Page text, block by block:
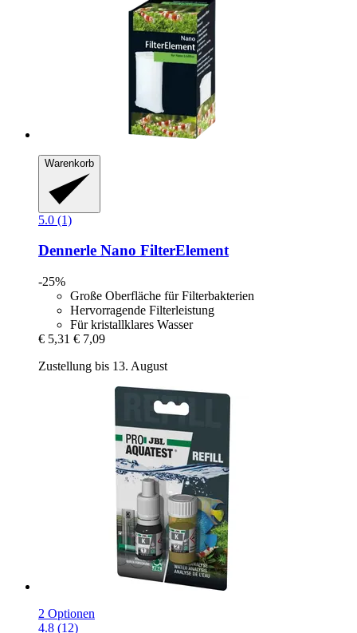
Warenkorb
5.0 (1)
Dennerle Nano FilterElement
-25%
Große Oberfläche für Filterbakterien
Hervorragende Filterleistung
Für kristallklares Wasser
€ 5,31 € 7,09
Zustellung bis 13. August
2 Optionen
4.8 (12)